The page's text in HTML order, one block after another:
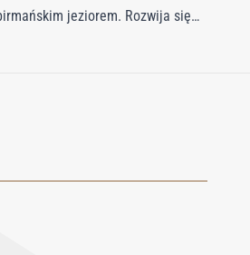
jeziorem. Rozwija się
przez odurzający olejek
i smaków, na czele której
dryfujących chmur i